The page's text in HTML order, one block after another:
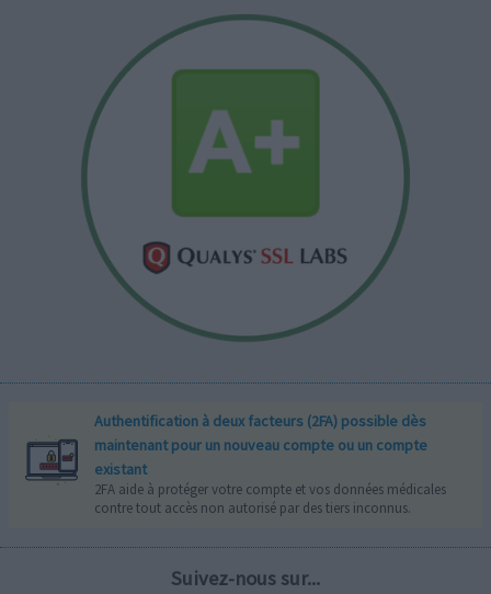
Authentification à deux facteurs (2FA) possible dès
maintenant pour un nouveau compte ou un compte
existant
2FA aide à protéger votre compte et vos données médicales
contre tout accès non autorisé par des tiers inconnus.
Suivez-nous sur...